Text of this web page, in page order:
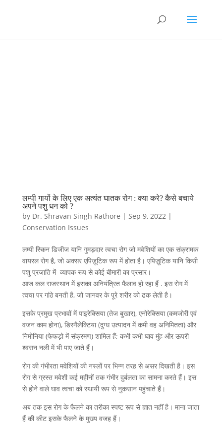
लम्पी गायों के लिए एक अत्यंत घातक रोग : क्या करे? कैसे बचाये
अपने पशु धन को ?
by Dr. Shravan Singh Rathore | Sep 9, 2022|
Conservation Issues
लम्पी स्किन डिजीज यानि गुमड़दार त्वचा रोग जो मवेशियों का एक संक्रामक
वायरल रोग है, जो अक्सर एपिज़ूटिक रूप में होता है। एपिज़ूटिक यानि किसी
पशु प्रजाति में व्यापक रूप से कोई बीमारी का प्रसार।
आज कल राजस्थान में इसका अनियंत्रित फैलाव हो रहा हैं . इस रोग में
त्वचा पर गांठे बनती है, जो जानवर के पूरे शरीर को ढक लेती है।
इसके प्रमुख प्रभावों में पाइरेक्सिया (तेज बुखार), एनोरेक्सिया (कमजोरी एवं
वजन काम होना), डिस्गैलेक्टिया (दुग्ध उत्पादन में कमी वह अनिमितता) और
निमोनिया (फेफड़ो में संक्रमण) शामिल हैं; कभी कभी घाव मुंह और ऊपरी
श्वसन नली में भी पाए जाते हैं।
रोग की गंभीरता मवेशियों की नस्लों पर भिन्न तरह से असर दिखती है। इस
रोग से ग्रस्त मवेशी कई महीनों तक गंभीर दुर्बलता का सामना करते हैं। इस
से होने वाले घाव त्वचा को स्थायी रूप से नुकसान पहुंचाते हैं।
अब तक इस रोग के फैलने का तरीका स्पष्ट रूप से ज्ञात नहीं है। माना जाता
हैं की कीट इसके फैलने के मुख्य वजह हैं।